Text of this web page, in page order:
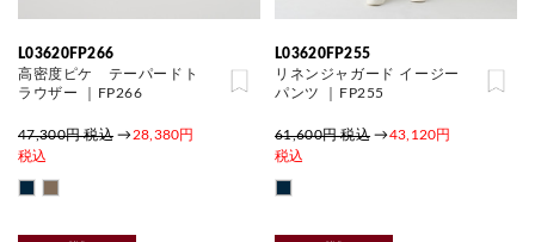
L03620FP266
高密度ピケ テーパードト
ラウザー ｜FP266
47,300円 税込 →28,380円
税込
L03620FP255
リネンジャガード イージー
パンツ ｜FP255
61,600円 税込 →43,120円
税込